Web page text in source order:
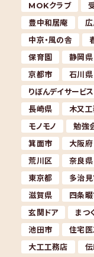
MOKクラブ
豊中和居庵
中京・風の舎
保育園
静岡県
京都市
石川県
りぼんデイサービス
長崎県
木又
モノモノ
勉強
箕面市
大阪府
荒川区
奈良県
東京都
多治
滋賀県
四条
玄関ドア
まつ
池田市
住宅
大工工務店